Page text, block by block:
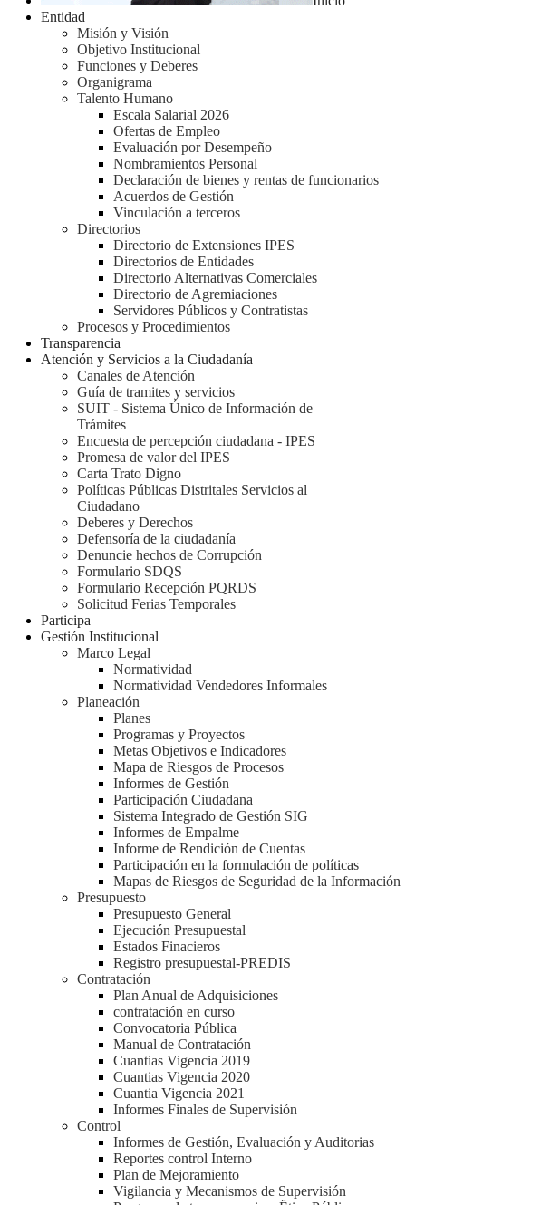
Entidad
Misión y Visión
Objetivo Institucional
Funciones y Deberes
Organigrama
Talento Humano
Escala Salarial 2026
Ofertas de Empleo
Evaluación por Desempeño
Nombramientos Personal
Declaración de bienes y rentas de funcionarios
Acuerdos de Gestión
Vinculación a terceros
Directorios
Directorio de Extensiones IPES
Directorios de Entidades
Directorio Alternativas Comerciales
Directorio de Agremiaciones
Servidores Públicos y Contratistas
Procesos y Procedimientos
Transparencia
Atención y Servicios a la Ciudadanía
Canales de Atención
Guía de tramites y servicios
SUIT - Sistema Único de Información de
Trámites
Encuesta de percepción ciudadana - IPES
Promesa de valor del IPES
Carta Trato Digno
Políticas Públicas Distritales Servicios al
Ciudadano
Deberes y Derechos
Defensoría de la ciudadanía
Denuncie hechos de Corrupción
Formulario SDQS
Formulario Recepción PQRDS
Solicitud Ferias Temporales
Participa
Gestión Institucional
Marco Legal
Normatividad
Normatividad Vendedores Informales
Planeación
Planes
Programas y Proyectos
Metas Objetivos e Indicadores
Mapa de Riesgos de Procesos
Informes de Gestión
Participación Ciudadana
Sistema Integrado de Gestión SIG
Informes de Empalme
Informe de Rendición de Cuentas
Participación en la formulación de políticas
Mapas de Riesgos de Seguridad de la Información
Presupuesto
Presupuesto General
Ejecución Presupuestal
Estados Finacieros
Registro presupuestal-PREDIS
Contratación
Plan Anual de Adquisiciones
contratación en curso
Convocatoria Pública
Manual de Contratación
Cuantias Vigencia 2019
Cuantias Vigencia 2020
Cuantia Vigencia 2021
Informes Finales de Supervisión
Control
Informes de Gestión, Evaluación y Auditorias
Reportes control Interno
Plan de Mejoramiento
Vigilancia y Mecanismos de Supervisión